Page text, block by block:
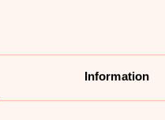
Information
och mötas över